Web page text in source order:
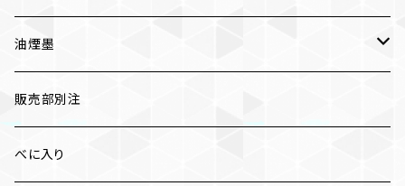
油煙墨
漆墨
紅花墨 各種
販売部別注
べに入り